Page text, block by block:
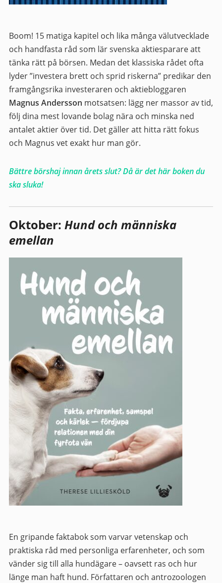
Boom! 15 matiga kapitel och lika många välutvecklade
och handfasta råd som lär svenska aktiesparare att
tänka rätt på börsen. Medan det klassiska rådet ofta
lyder ”investera brett och sprid riskerna” predikar den
framgångsrika investeraren och aktiebloggaren
Magnus Andersson motsatsen: lägg ner massor av tid,
följ dina mest lovande bolag nära och minska ned
antalet aktier över tid. Det gäller att hitta rätt fokus
och Magnus vet exakt hur man gör.
Bättre börshaj innan årets slut? Då är det här boken du
ska sluka!
Oktober: Hund och människa
emellan
En gripande faktabok som varvar vetenskap och
praktiska råd med personliga erfarenheter, och som
vänder sig till alla hundägare – oavsett ras och hur
länge man haft hund. Författaren och antrozoologen